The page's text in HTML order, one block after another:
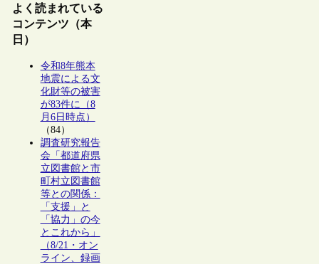
よく読まれている
コンテンツ（本
日）
令和8年熊本
地震による文
化財等の被害
が83件に（8
月6日時点）
（84）
調査研究報告
会「都道府県
立図書館と市
町村立図書館
等との関係：
「支援」と
「協力」の今
とこれから」
（8/21・オン
ライン、録画